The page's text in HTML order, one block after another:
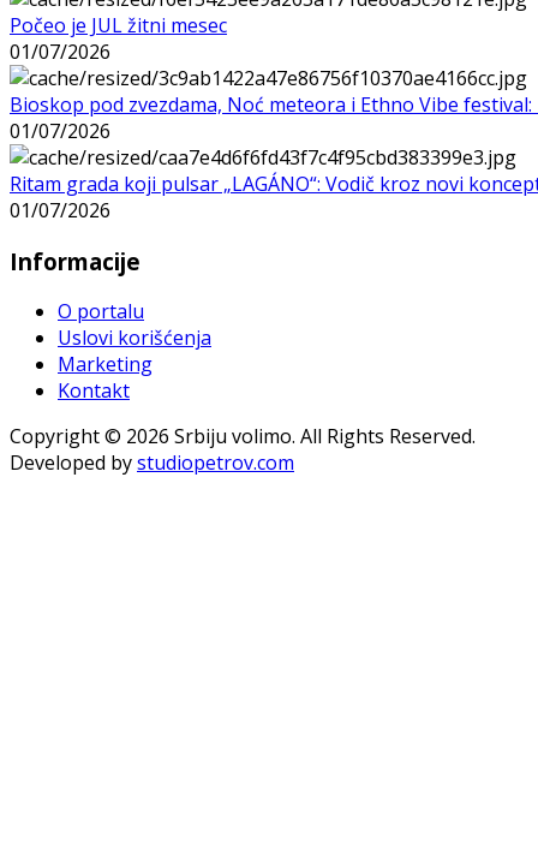
Počeo je JUL žitni mesec
01/07/2026
Bioskop pod zvezdama, Noć meteora i Ethno Vibe
01/07/2026
Ritam grada koji pulsar „LAGÁNO“: Vodič kroz novi
01/07/2026
Informacije
O portalu
Uslovi korišćenja
Marketing
Kontakt
Copyright © 2026 Srbiju volimo. All Rights Reserved.
Developed bystudiopetrov.com